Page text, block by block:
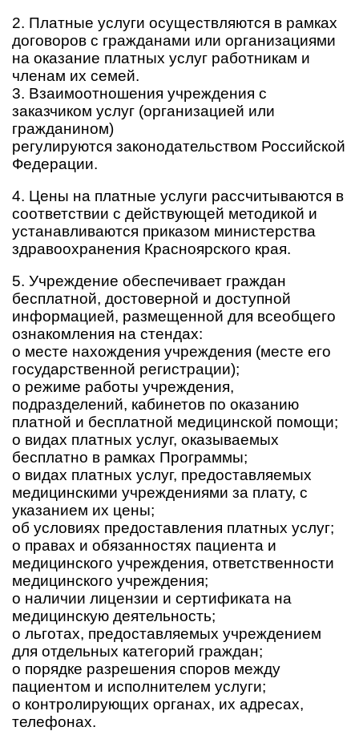
2. Платные услуги осуществляются в рамках
договоров с гражданами или организациями
на оказание платных услуг работникам и
членам их семей.
3. Взаимоотношения учреждения с
заказчиком услуг (организацией или
гражданином)
регулируются законодательством Российской
Федерации.
4. Цены на платные услуги рассчитываются в
соответствии с действующей методикой и
устанавливаются приказом министерства
здравоохранения Красноярского края.
5. Учреждение обеспечивает граждан
бесплатной, достоверной и доступной
информацией, размещенной для всеобщего
ознакомления на стендах:
о месте нахождения учреждения (месте его
государственной регистрации);
о режиме работы учреждения,
подразделений, кабинетов по оказанию
платной и бесплатной медицинской помощи;
о видах платных услуг, оказываемых
бесплатно в рамках Программы;
о видах платных услуг, предоставляемых
медицинскими учреждениями за плату, с
указанием их цены;
об условиях предоставления платных услуг;
о правах и обязанностях пациента и
медицинского учреждения, ответственности
медицинского учреждения;
о наличии лицензии и сертификата на
медицинскую деятельность;
о льготах, предоставляемых учреждением
для отдельных категорий граждан;
о порядке разрешения споров между
пациентом и исполнителем услуги;
о контролирующих органах, их адресах,
телефонах.